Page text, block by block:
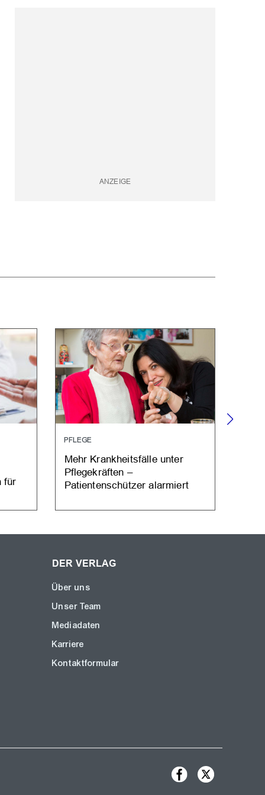
für
PFLEGE
Mehr Krankheitsfälle unter
Pflegekräften –
Patientenschützer alarmiert
DER VERLAG
Über uns
Unser Team
Mediadaten
Karriere
Kontaktformular